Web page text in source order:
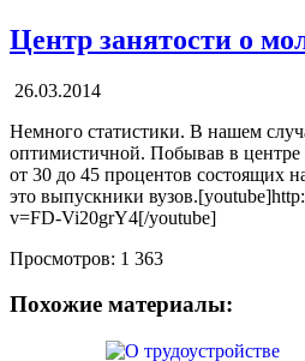
Центр занятости о
26.03.2014
Немного статистики. В нашем
оптимистичной. Побывав в центре
от 30 до 45 процентов состоящих
это выпускники
v=FD-Vi20grY4[/youtube]
Просмотров: 1 363
Похожие материалы: